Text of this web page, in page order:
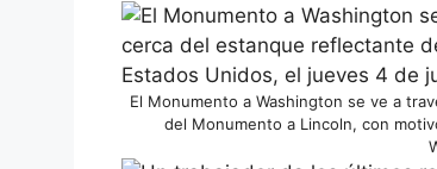
El Monumento a Washington se ve a
del Monumento a Lincoln, con